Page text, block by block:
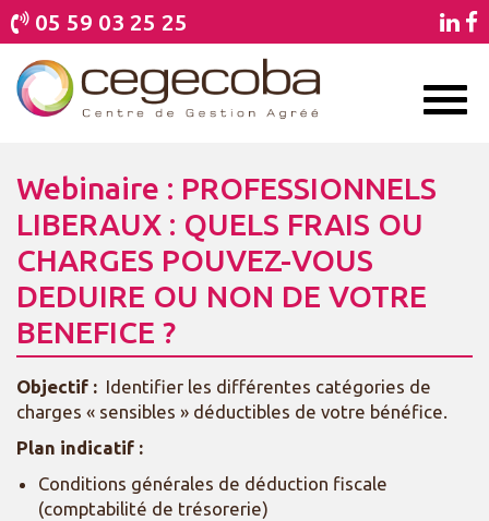
05 59 03 25 25
Webinaire : PROFESSIONNELS
LIBERAUX : QUELS FRAIS OU
CHARGES POUVEZ-VOUS
DEDUIRE OU NON DE VOTRE
BENEFICE ?
Objectif : Identifier les différentes catégories de
charges « sensibles » déductibles de votre bénéfice.
Plan indicatif :
Conditions générales de déduction fiscale
(comptabilité de trésorerie)